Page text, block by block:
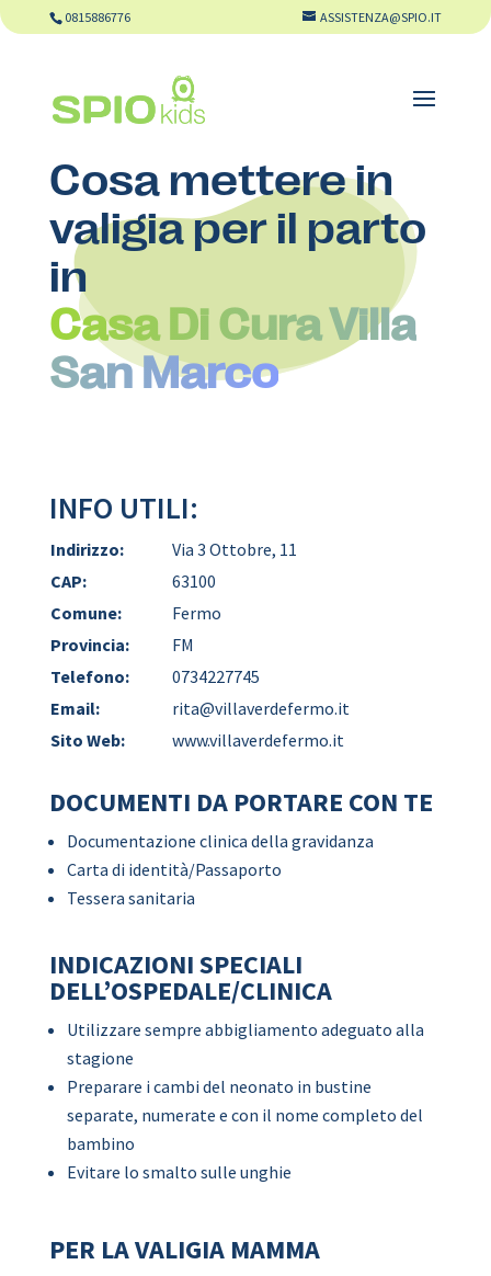
0815886776 ASSISTENZA@SPIO.IT
Cosa mettere in
valigia per il parto
in
Casa Di Cura Villa
San Marco
INFO UTILI:
Indirizzo:
Via 3 Ottobre, 11
CAP:
63100
Comune:
Fermo
Provincia:
FM
Telefono:
0734227745
Email:
rita@villaverdefermo.it
Sito Web:
www.villaverdefermo.it
DOCUMENTI DA PORTARE CON TE
Documentazione clinica della gravidanza
Carta di identità/Passaporto
Tessera sanitaria
INDICAZIONI SPECIALI
DELL’OSPEDALE/CLINICA
Utilizzare sempre abbigliamento adeguato alla
stagione
Preparare i cambi del neonato in bustine
separate, numerate e con il nome completo del
bambino
Evitare lo smalto sulle unghie
PER LA VALIGIA MAMMA